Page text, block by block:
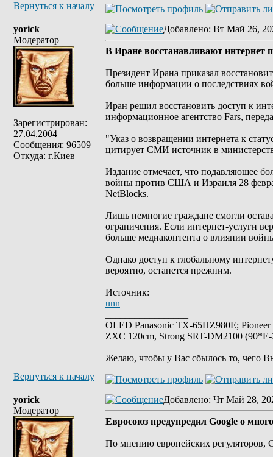
Вернуться к началу
yorick
Модератор
Зарегистрирован:
27.04.2004
Сообщения: 96509
Откуда: г.Киев
Добавлено: Вт Май 26,
В Иране восстанавливают
Президент Ирана приказал
больше информации о последствиях
Иран решил восстановить доступ к
информационное агентство Fars,
"Указ о возвращении интернета к
цитирует СМИ источник в
Издание отмечает, что подавляющее
войны против США и Израиля 28
NetBlocks.
Лишь немногие граждане смогли
ограничения. Если интернет-услуги
больше медиаконтента о влиянии
Однако доступ к глобальному
вероятно, останется прежним.
Источник:
unn
OLED Panasonic TX-65HZ980E;
ZXC 120cm, Strong SRT-DM2100
Желаю, чтобы у Вас сбылось то, чего
Вернуться к началу
yorick
Модератор
Добавлено: Чт Май 28,
Евросоюз предупредил Google о
По мнению европейских регуляторов,